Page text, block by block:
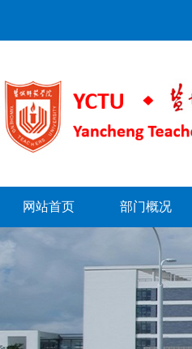
网站首页 部门概况